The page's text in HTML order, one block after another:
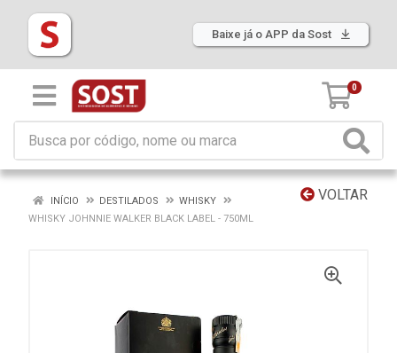
Baixe já o APP da Sost
0
VOLTAR
INÍCIO DESTILADOS
WHISKY
WHISKY JOHNNIE WALKER BLACK LABEL - 750ML